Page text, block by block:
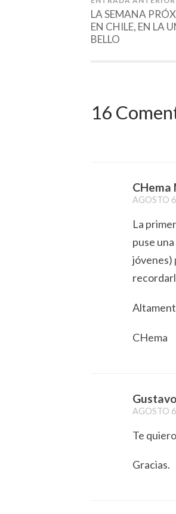
LA SEMANA
EN CHILE, EN LA
BELLO
16
CHema
AGOSTO
La
puse
jóvenes)
CHema
AGOSTO
Te
Gracias.